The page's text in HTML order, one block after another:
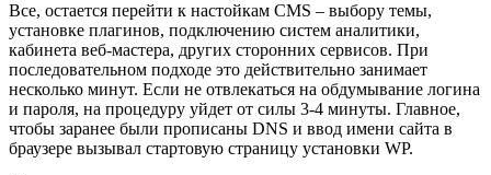
Все, остается перейти к настойкам CMS – выбору темы,
установке плагинов, подключению систем аналитики,
кабинета веб-мастера, других сторонних сервисов. При
последовательном подходе это действительно занимает
несколько минут. Если не отвлекаться на обдумывание логина
и пароля, на процедуру уйдет от силы 3-4 минуты. Главное,
чтобы заранее были прописаны DNS и ввод имени сайта в
браузере вызывал стартовую страницу установки WP.